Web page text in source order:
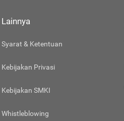
Lainnya
Syarat & Ketentuan
Kebijakan Privasi
Kebijakan SMKI
Whistleblowing